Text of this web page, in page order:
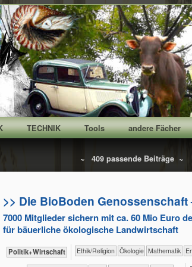
TECHNIK Tools andere Fächer
~ 409 passende Beiträge ~
>> Die BioBoden
7000 Mitglieder sichern mit ca. 60 Mio Euro
für bäuerliche ökologische Landwirtschaft
​​​​​​​​​Politik+​Wirtschaft ​​​​​​​​​​Ethik/​Religion ​​​​​​​​Ökologie ​​​​​​Mathematik